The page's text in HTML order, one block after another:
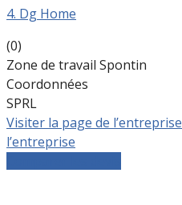
4. Dg Home
(0)
Zone de travail Spontin
Coordonnées
SPRL
Visiter la page de l’entreprise
l’entreprise